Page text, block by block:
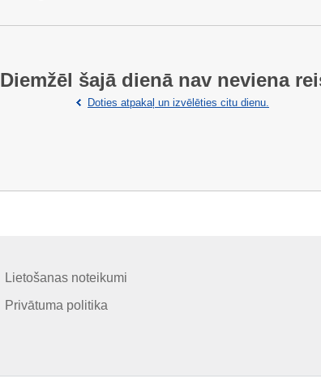
Diemžēl šajā dienā nav neviena
Doties atpakaļ un izvēlēties citu dienu.
Lietošanas noteikumi
Privātuma politika